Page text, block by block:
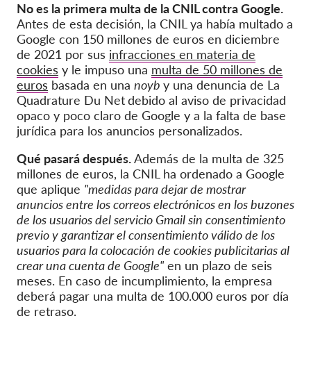
No es la primera multa de la CNIL contra Google.
Antes de esta decisión, la CNIL ya había multado a
Google con 150 millones de euros en diciembre
de 2021 por sus infracciones en materia de
cookies y le impuso una multa de 50 millones de
euros basada en una noyb y una denuncia de La
Quadrature Du Netdebido al aviso de privacidad
opaco y poco claro de Google y a la falta de base
jurídica para los anuncios personalizados.
Qué pasará después.Además de la multa de 325
millones de euros, la CNIL ha ordenado a Google
que aplique "medidas para dejar de mostrar
anuncios entre los correos electrónicos en los buzones
de los usuarios del servicio Gmail sin consentimiento
previo y garantizar el consentimiento válido de los
usuarios para la colocación de cookies publicitarias al
crear una cuenta de Google" en un plazo de seis
meses. En caso de incumplimiento, la empresa
deberá pagar una multa de 100.000 euros por día
de retraso.